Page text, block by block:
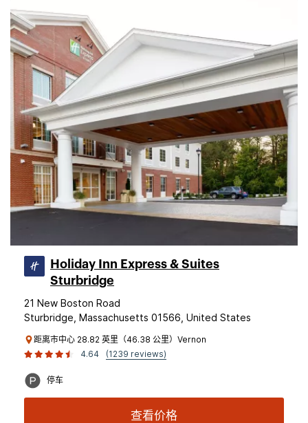
Holiday Inn Express & Suites
Sturbridge
21 New Boston Road
Sturbridge, Massachusetts 01566, United States
距离市中心 28.82 英里（46.38 公里）Vernon
4.64
(1239 reviews)
停车
查看价格